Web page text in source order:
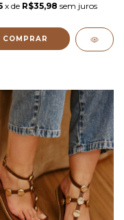
x de R$35,98 sem juros
COMPRAR